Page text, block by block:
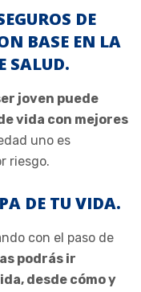
DE
BASE EN LA
SALUD.
joven puede
vida con mejores
uno es
riesgo.
DE TU VIDA.
con el paso de
podrás ir
desde cómo y